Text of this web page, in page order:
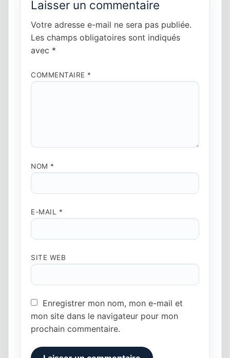
Laisser un commentaire
Votre adresse e-mail ne sera pas publiée.
Les champs obligatoires sont indiqués
avec *
COMMENTAIRE *
NOM *
E-MAIL *
SITE WEB
Enregistrer mon nom, mon e-mail et
mon site dans le navigateur pour mon
prochain commentaire.